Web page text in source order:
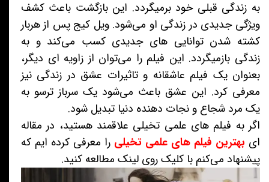
به زندگی قبلی خود برمیگردد. این بازگشت باعث کشف
ویژگی جدیدی در زندگی او می‌شود. ویل کیج پس از هربار
کشته شدن توانایی های جدیدی کسب می‌کند و به
زندگی بازمیگردد. این فیلم را می‌توان از زاویه ای دیگر،
بعنوان یک فیلم عاشقانه و تاثیرات عشق در زندگی نیز
معرفی کرد. این عشق باعث می‌شود یک سرباز ترسو به
یک مرد شجاع و نجات دهنده دنیا تبدیل شود.
اگر به فیلم های علمی تخیلی علاقمند هستید، در مقاله
ای بهترین فیلم های علمی تخیلی را معرفی کرده ایم که
پیشنهاد می‌کنم با کلیک روی لینک مطالعه کنید.